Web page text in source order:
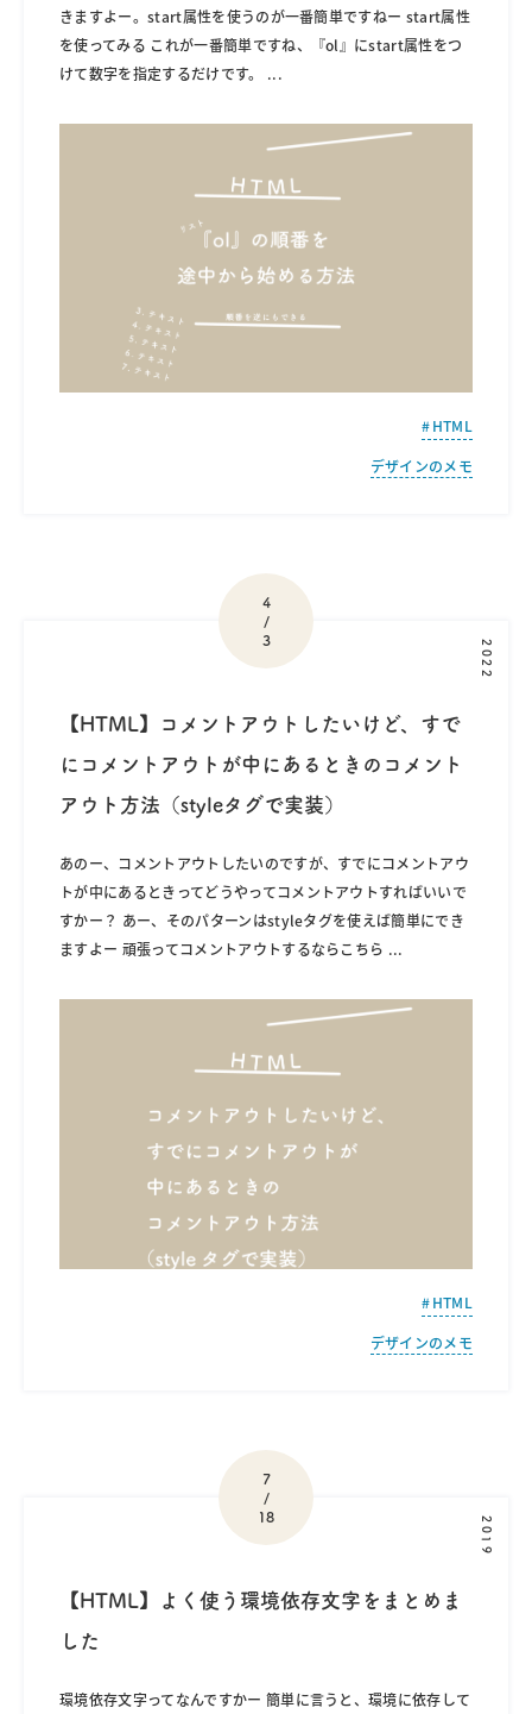
きますよー。start属性を使うのが一番簡単ですねー start属性
を使ってみる これが一番簡単ですね、『ol』にstart属性をつ
けて数字を指定するだけです。
...
HTML
デザインのメモ
4
/
3
2022
【HTML】コメントアウトしたいけど、すで
にコメントアウトが中にあるときのコメント
アウト方法（styleタグで実装）
あのー、コメントアウトしたいのですが、すでにコメントアウ
トが中にあるときってどうやってコメントアウトすればいいで
すかー？ あー、そのパターンはstyleタグを使えば簡単にでき
ますよー 頑張ってコメントアウトするならこちら ...
HTML
デザインのメモ
7
/
18
2019
【HTML】よく使う環境依存文字をまとめま
した
環境依存文字ってなんですかー 簡単に言うと、環境に依存して